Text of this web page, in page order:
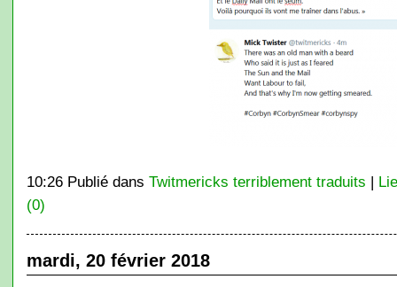
10:26 Publié dans Twitmericks terriblement traduits |
(0)
mardi, 20 février 2018